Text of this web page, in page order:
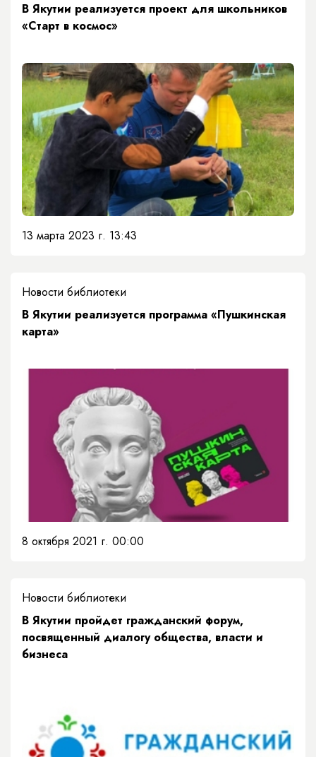
В Якутии реализуется проект для школьников
«Старт в космос»
13 марта 2023 г. 13:43
Новости библиотеки
В Якутии реализуется программа «Пушкинская
карта»
8 октября 2021 г. 00:00
Новости библиотеки
В Якутии пройдет гражданский форум,
посвященный диалогу общества, власти и
бизнеса